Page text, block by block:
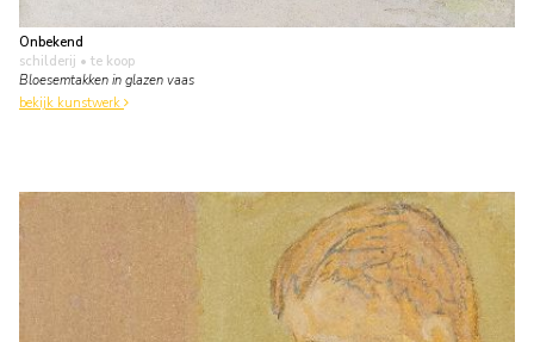
Onbekend
schilderij • te koop
Bloesemtakken in glazen vaas
bekijk kunstwerk